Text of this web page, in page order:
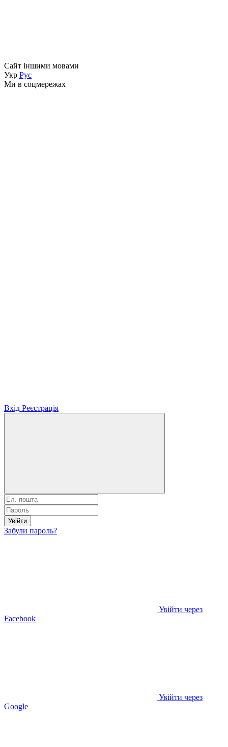
Сайт іншими мовами
Укр Рус
Ми в соцмережах
Вхід Реєстрація
Увійти
Забули пароль?
Увійти через
Facebook
Увійти через
Google